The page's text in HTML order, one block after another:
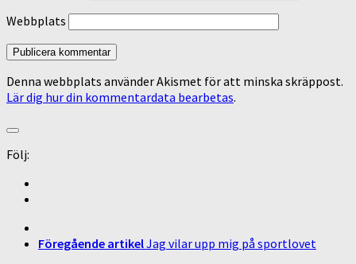
Webbplats
Denna webbplats använder Akismet för att minska skräppost.
Lär dig hur din kommentardata bearbetas.
Följ:
Föregående artikelJag vilar upp mig på sportlovet